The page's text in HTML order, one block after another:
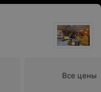
Все цены